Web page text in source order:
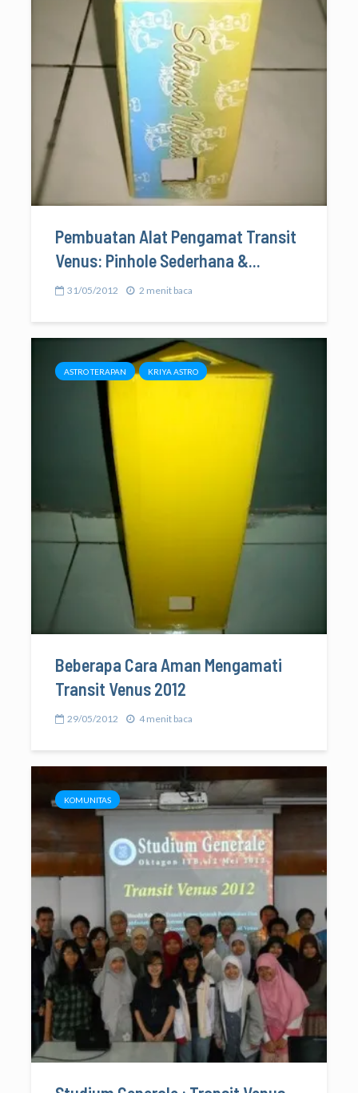
Pembuatan Alat Pengamat Transit
Venus: Pinhole Sederhana &...
31/05/2012 2 menit baca
ASTRO TERAPAN KRIYA ASTRO
Beberapa Cara Aman Mengamati
Transit Venus 2012
29/05/2012 4 menit baca
KOMUNITAS